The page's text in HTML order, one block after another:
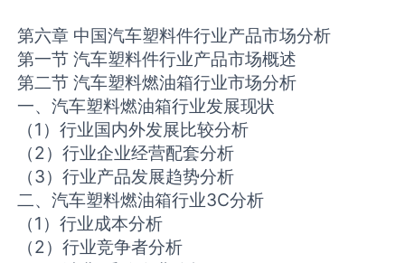
第六章 中国汽车塑料件行业产品市场分析
第一节 汽车塑料件行业产品市场概述
第二节 汽车塑料燃油箱行业市场分析
一、汽车塑料燃油箱行业发展现状
（1）行业国内外发展比较分析
（2）行业企业经营配套分析
（3）行业产品发展趋势分析
二、汽车塑料燃油箱行业3C分析
（1）行业成本分析
（2）行业竞争者分析